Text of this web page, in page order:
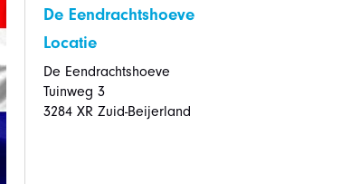
De Eendrachtshoeve
Locatie
De Eendrachtshoeve
Tuinweg 3
3284 XR Zuid-Beijerland